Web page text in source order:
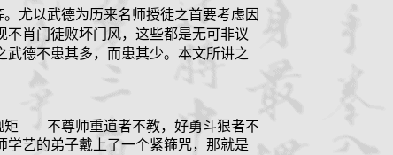
尤以武德为历来名师授徒之首要考虑因
肖门徒败坏门风，这些都是无可非议
德不患其多，而患其少。本文所讲之
矩——不尊师重道者不教，好勇斗狠者不
艺的弟子戴上了一个紧箍咒，那就是